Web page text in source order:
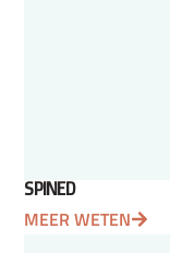
SPINED
MEER WETEN